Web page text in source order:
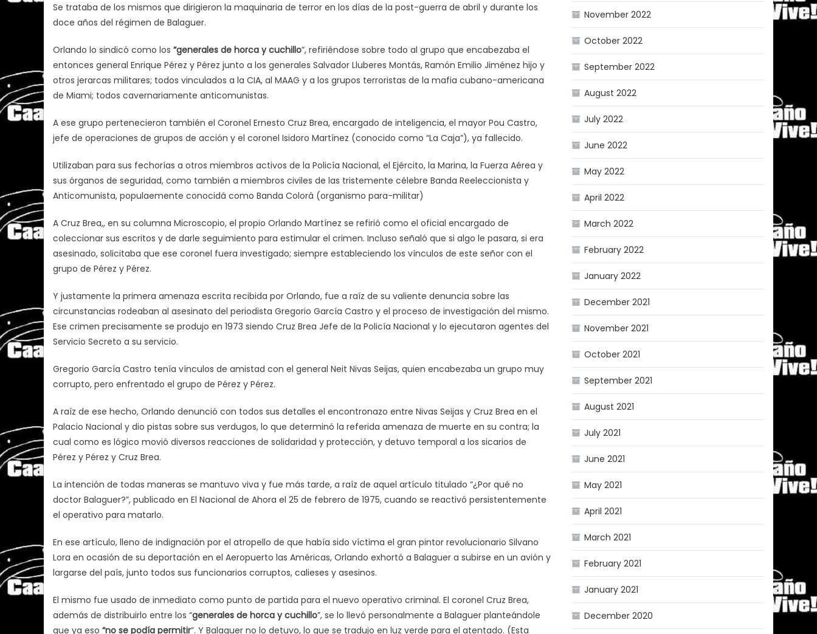
Se trataba de los mismos que dirigieron la maquinaria de terror en los días de la post-guerra de abril y durante los
doce años del régimen de Balaguer.
Orlando lo sindicó como los “generales de horca y cuchillo”, refiriéndose sobre todo al grupo que encabezaba el
entonces general Enrique Pérez y Pérez junto a los generales Salvador Lluberes Montás, Ramón Emilio Jiménez hijo y
otros jerarcas militares; todos vinculados a la CIA, al MAAG y a los grupos terroristas de la mafia cubano-americana
de Miami; todos cavernariamente anticomunistas.
A ese grupo pertenecieron también el Coronel Ernesto Cruz Brea, encargado de inteligencia, el mayor Pou Castro,
jefe de operaciones de grupos de acción y el coronel Isidoro Martínez (conocido como “La Caja”), ya fallecido.
Utilizaban para sus fechorías a otros miembros activos de la Policía Nacional, el Ejército, la Marina, la Fuerza Aérea y
sus órganos de seguridad, como también a miembros civiles de las tristemente célebre Banda Reeleccionista y
Anticomunista, populaemente conocidá como Banda Colorá (organismo para-militar)
A Cruz Brea,, en su columna Microscopio, el propio Orlando Martínez se refirió como el oficial encargado de
coleccionar sus escritos y de darle seguimiento para estimular el crimen. Incluso señaló que si algo le pasara, si era
asesinado, solicitaba que ese coronel fuera investigado; siempre estableciendo los vínculos de este señor con el
grupo de Pérez y Pérez.
Y justamente la primera amenaza escrita recibida por Orlando, fue a raíz de su valiente denuncia sobre las
circunstancias rodeaban al asesinato del periodista Gregorio García Castro y el proceso de investigación del mismo.
Ese crimen precisamente se produjo en 1973 siendo Cruz Brea Jefe de la Policía Nacional y lo ejecutaron agentes del
Servicio Secreto a su servicio.
Gregorio García Castro tenía vínculos de amistad con el general Neit Nivas Seijas, quien encabezaba un grupo muy
corrupto, pero enfrentado el grupo de Pérez y Pérez.
A raíz de ese hecho, Orlando denunció con todos sus detalles el encontronazo entre Nivas Seijas y Cruz Brea en el
Palacio Nacional y dio pistas sobre sus verdugos, lo que determinó la referida amenaza de muerte en su contra; la
cual como es lógico movió diversos reacciones de solidaridad y protección, y detuvo temporal a los sicarios de
Pérez y Pérez y Cruz Brea.
La intención de todas maneras se mantuvo viva y fue más tarde, a raíz de aquel artículo titulado “¿Por qué no
doctor Balaguer?”, publicado en El Nacional de Ahora el 25 de febrero de 1975, cuando se reactivó persistentemente
el operativo para matarlo.
En ese artículo, lleno de indignación por el atropello de que había sido víctima el gran pintor revolucionario Silvano
Lora en ocasión de su deportación en el Aeropuerto las Américas, Orlando exhortó a Balaguer a subirse en un avión y
largarse del país, junto todos sus funcionarios corruptos, calieses y asesinos.
El mismo fue usado de inmediato como punto de partida para el nuevo operativo criminal. El coronel Cruz Brea,
además de distribuirlo entre los “generales de horca y cuchillo”, se lo llevó personalmente a Balaguer planteándole
que ya eso “no se podía permitir”. Y Balaguer no lo detuvo, lo que se tradujo en luz verde para el atentado. (Esta
November 2022
October 2022
September 2022
August 2022
July 2022
June 2022
May 2022
April 2022
March 2022
February 2022
January 2022
December 2021
November 2021
October 2021
September 2021
August 2021
July 2021
June 2021
May 2021
April 2021
March 2021
February 2021
January 2021
December 2020